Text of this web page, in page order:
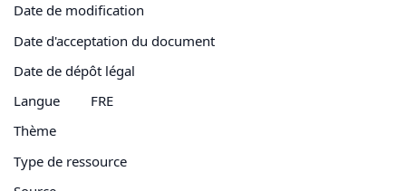
Date de modification
Date d'acceptation du document
Date de dépôt légal
Langue
FRE
Thème
Type de ressource